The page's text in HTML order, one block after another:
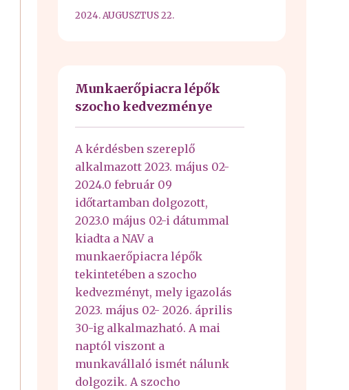
2024. AUGUSZTUS 22.
Munkaerőpiacra lépők
szocho kedvezménye
A kérdésben szereplő
alkalmazott 2023. május 02-
2024.0 február 09
időtartamban dolgozott,
2023.0 május 02-i dátummal
kiadta a NAV a
munkaerőpiacra lépők
tekintetében a szocho
kedvezményt, mely igazolás
2023. május 02- 2026. április
30-ig alkalmazható. A mai
naptól viszont a
munkavállaló ismét nálunk
dolgozik. A szocho